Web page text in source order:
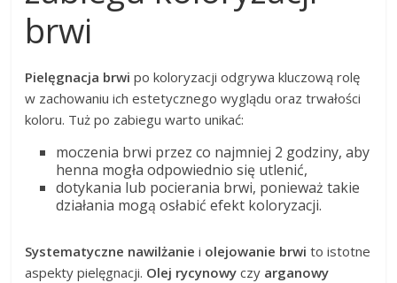
brwi
Pielęgnacja brwi po koloryzacji odgrywa kluczową rolę
w zachowaniu ich estetycznego wyglądu oraz trwałości
koloru. Tuż po zabiegu warto unikać:
moczenia brwi przez co najmniej 2 godziny, aby
henna mogła odpowiednio się utlenić,
dotykania lub pocierania brwi, ponieważ takie
działania mogą osłabić efekt koloryzacji.
Systematyczne nawilżanie i olejowanie brwi to istotne
aspekty pielęgnacji. Olej rycynowy czy arganowy